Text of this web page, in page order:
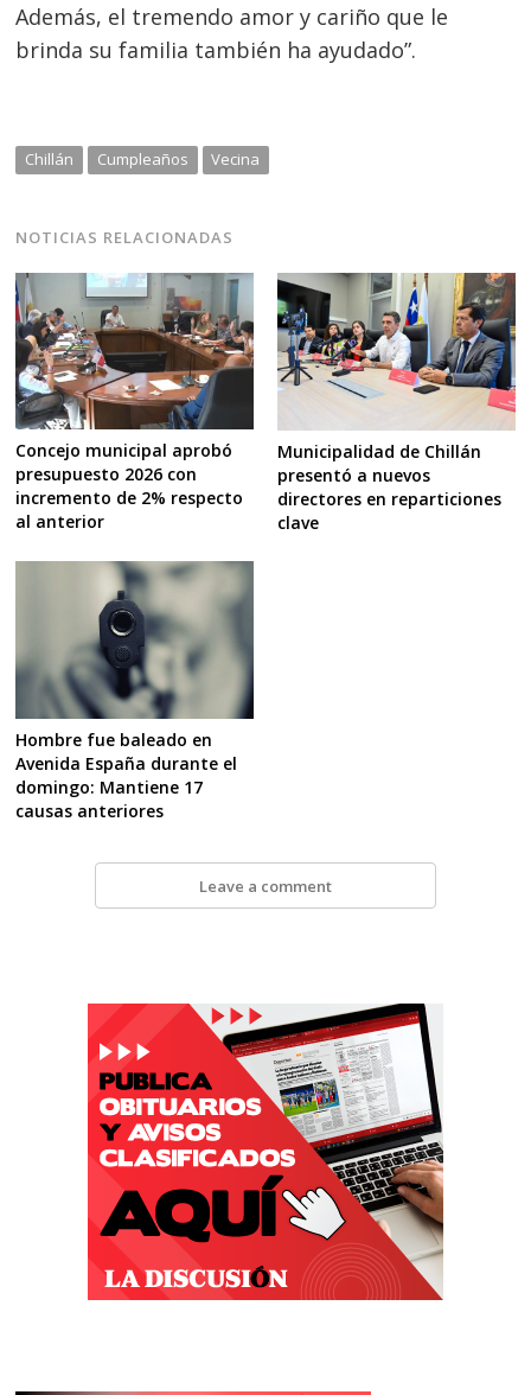
Además, el tremendo amor y cariño que le
brinda su familia también ha ayudado”.
Chillán Cumpleaños Vecina
NOTICIAS RELACIONADAS
Concejo municipal aprobó
presupuesto 2026 con
incremento de 2% respecto
al anterior
Municipalidad de Chillán
presentó a nuevos
directores en reparticiones
clave
Hombre fue baleado en
Avenida España durante el
domingo: Mantiene 17
causas anteriores
Leave a comment